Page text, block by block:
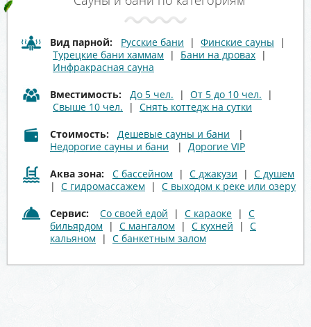
Вид парной: Русские бани | Финские сауны |
Турецкие бани хаммам | Бани на дровах |
Инфракрасная сауна
Вместимость: До 5 чел. | От 5 до 10 чел. |
Свыше 10 чел. | Снять коттедж на сутки
Стоимость: Дешевые сауны и бани |
Недорогие сауны и бани | Дорогие VIP
Аква зона: С бассейном | С джакузи | С душем
| С гидромассажем | С выходом к реке или озеру
Сервис: Со своей едой | С караоке | С
бильярдом | С мангалом | С кухней | С
кальяном | С банкетным залом